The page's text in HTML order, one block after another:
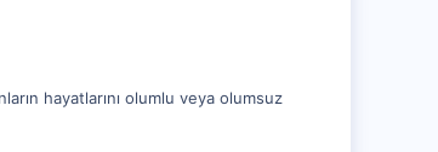
hayatlarını olumlu veya olumsuz